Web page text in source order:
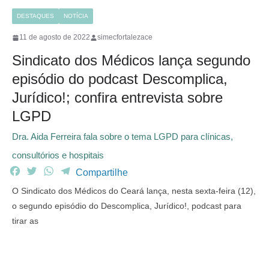
DESTAQUES NOTÍCIA
11 de agosto de 2022 simecfortalezace
Sindicato dos Médicos lança segundo
episódio do podcast Descomplica,
Jurídico!; confira entrevista sobre
LGPD
Dra. Aida Ferreira fala sobre o tema LGPD para clínicas,
consultórios e hospitais
F
c
e
b
T
i
t
W
a
t
T
e
Compartilhe
O Sindicato dos Médicos do Ceará lança, nesta sexta-feira (12),
o segundo episódio do Descomplica, Jurídico!, podcast para
tirar as